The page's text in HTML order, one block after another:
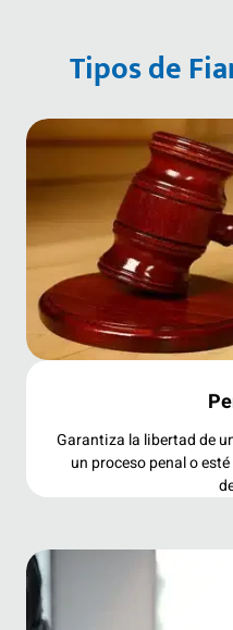
Tipos de
Garantiza la libertad de
un proceso penal o